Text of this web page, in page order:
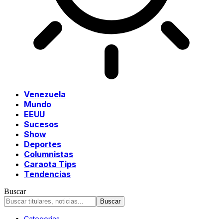
Venezuela
Mundo
EEUU
Sucesos
Show
Deportes
Columnistas
Caraota Tips
Tendencias
Buscar